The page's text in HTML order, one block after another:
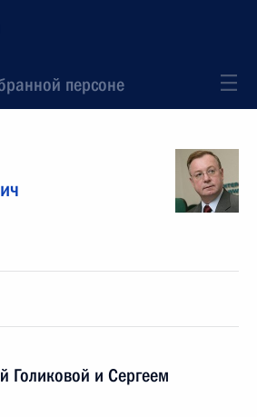
персоне
Голиковой и Сергеем